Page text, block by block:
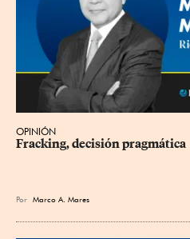
OPINIÓN
Fracking, decisión pragmática
Por Marco A. Mares